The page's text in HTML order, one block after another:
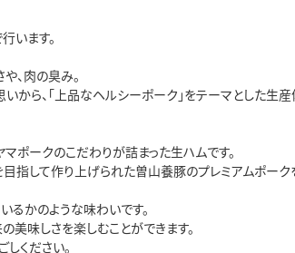
います。
、肉の臭み。
から、「上品なヘルシーポーク」をテーマとした生産
ポークのこだわりが詰まった生ハムです。
指して作り上げられた曽山養豚のプレミアムポーク
かのような味わいです。
美味しさを楽しむことができます。
ください。